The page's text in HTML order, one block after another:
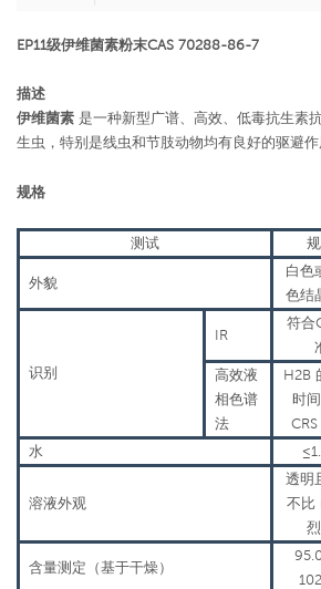
EP11级伊维菌素粉末CAS 70288-86-7
描述
伊维菌素 是一种新型广谱、高效、低毒抗生素
生虫，特别是线虫和节肢动物均有良好的驱避作
规格
测试
外貌
白色
色结
识别
IR
符合
高效液
相色谱
法
H2B
时
水
溶液外观
透明
不比
含量测定（基于干燥）